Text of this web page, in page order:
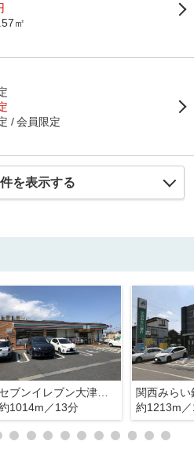
㎡
会員限定
件を表示する
セブンイレブン大津国分一丁目店
1014m／13分
約1213m